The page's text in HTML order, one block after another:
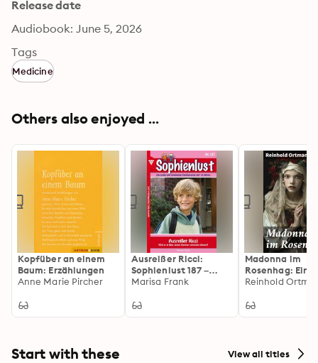
Release date
Audiobook: June 5, 2026
Tags
Medicine
Others also enjoyed ...
Kopfüber an einem
Baum: Erzählungen
Anne Marie Pircher
Ausreißer Ricci:
Sophienlust 187 –
Familienroman
Marisa Frank
Madonna im
Rosenhag:
voller
Schönheit,
Reinhold
Start with these View all titles